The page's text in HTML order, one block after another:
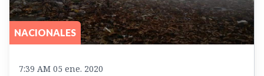
NACIONALES
7:39 AM 05 ene. 2020